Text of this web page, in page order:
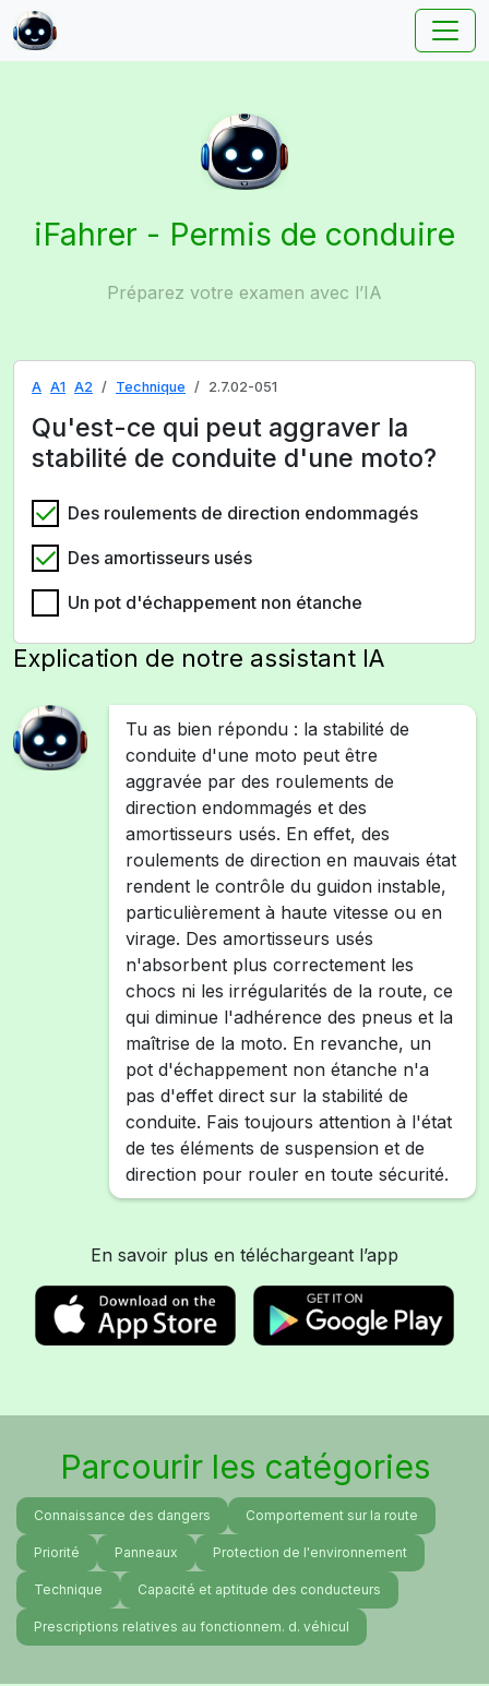
iFahrer - Permis de conduire
Préparez votre examen avec l’IA
A A1 A2 Technique 2.7.02-051
Qu'est-ce qui peut aggraver la
stabilité de conduite d'une moto?
Des roulements de direction endommagés
Des amortisseurs usés
Un pot d'échappement non étanche
Explication de notre assistant IA
Tu as bien répondu : la stabilité de
conduite d'une moto peut être
aggravée par des roulements de
direction endommagés et des
amortisseurs usés. En effet, des
roulements de direction en mauvais état
rendent le contrôle du guidon instable,
particulièrement à haute vitesse ou en
virage. Des amortisseurs usés
n'absorbent plus correctement les
chocs ni les irrégularités de la route, ce
qui diminue l'adhérence des pneus et la
maîtrise de la moto. En revanche, un
pot d'échappement non étanche n'a
pas d'effet direct sur la stabilité de
conduite. Fais toujours attention à l'état
de tes éléments de suspension et de
direction pour rouler en toute sécurité.
En savoir plus en téléchargeant l’app
Parcourir les catégories
Connaissance des dangers Comportement sur la route
Priorité Panneaux Protection de l'environnement
Technique Capacité et aptitude des conducteurs
Prescriptions relatives au fonctionnem. d. véhicul